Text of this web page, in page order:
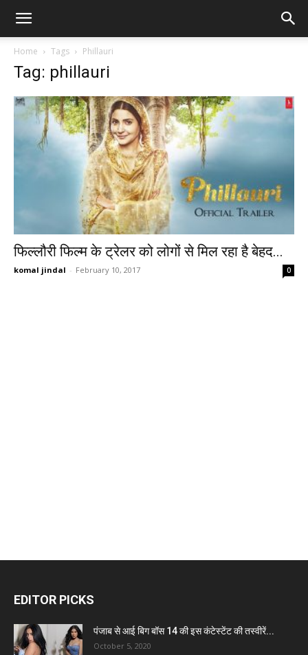
Home Tags Phillauri
Tag: phillauri
फिल्लौरी फिल्म के ट्रेलर को लोगों से मिल रहा है बेहद...
komal jindal - February 10, 2017 0
EDITOR PICKS
पंजाब से आई बिग बॉस 14 की इस कंटेस्टेंट की तस्वीरें...
October 5, 2020